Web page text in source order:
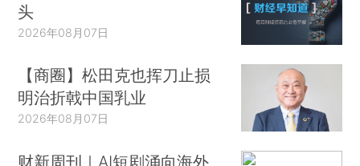
头
2026年08月07日
【商圈】松田克也挥刀止损
明治折戟中国乳业
2026年08月07日
财新周刊｜AI短剧涌向海外